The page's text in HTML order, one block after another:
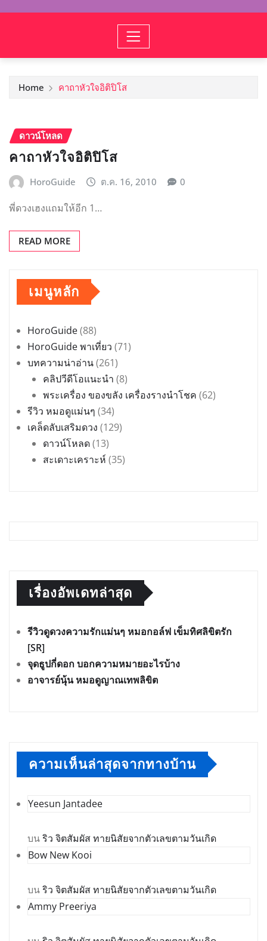
Home คาถาหัวใจอิติปิโส
ดาวน์โหลด
คาถาหัวใจอิติปิโส
HoroGuide ต.ค. 16, 2010 0
พี่ดวงเฮงแถมให้อีก 1…
READ MORE
เมนูหลัก
HoroGuide(88)
HoroGuide พาเที่ยว (71)
บทความน่าอ่าน(261)
คลิปวีดีโอแนะนำ (8)
พระเครื่อง ของขลัง เครื่องรางนำโชค (62)
รีวิว หมอดูแม่นๆ (34)
เคล็ดลับเสริมดวง (129)
ดาวน์โหลด(13)
สะเดาะเคราะห์ (35)
เรื่องอัพเดทล่าสุด
รีวิวดูดวงความรักแม่นๆ หมอกอล์ฟ เข็มทิศลิขิตรัก
[SR]
จุดธูปกี่ดอก บอกความหมายอะไรบ้าง
อาจารย์นุ้น หมอดูญาณเทพลิขิต
ความเห็นล่าสุดจากทางบ้าน
Yeesun Jantadee
บนริว จิตสัมผัส ทายนิสัยจากตัวเลขตามวันเกิด
Bow New Kooi
บนริว จิตสัมผัส ทายนิสัยจากตัวเลขตามวันเกิด
Ammy Preeriya